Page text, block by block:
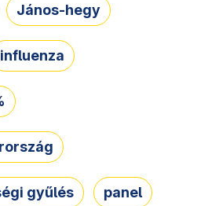
János-hegy
influenza
gyűlés panel